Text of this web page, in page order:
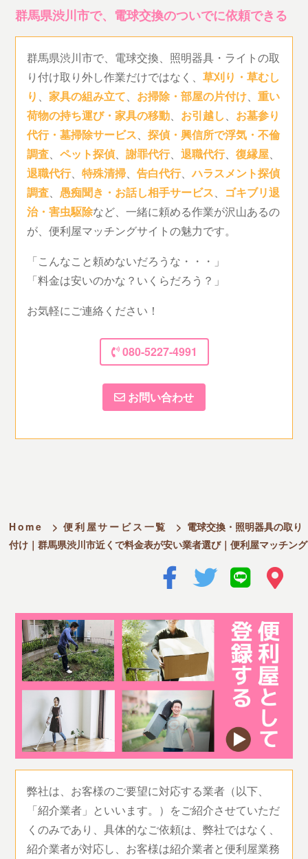
群馬県渋川市で、電球交換のついでに依頼できる
群馬県渋川市で、電球交換、照明器具・ライトの取
り付け取り外し作業だけではなく、草刈り・草むし
り 、家具の組み立て、 お掃除・部屋の片付け、重い
荷物の持ち運び・家具の移動、 お引越し、 お墓参り
代行・墓掃除サービス、探偵・興信所で浮気・不倫
調査、ペット探偵、謝罪代行、退職代行、復縁屋、
退職代行、特殊清掃、告白代行、ハラスメント探偵
調査、愚痴聞き・お話し相手サービス、 ゴキブリ退
治・害虫駆除など、一緒に頼める作業が沢山あるの
が、便利屋マッチングサイトの魅力です。
「こんなこと頼めないだろうな・・・」
「料金は安いのかな？いくらだろう？」
お気軽にご連絡ください！
080-5227-4991
お問い合わせ
Home > 便利屋サービス一覧 > 電球交換・照明器具の取り
付け｜群馬県渋川市近くで料金表が安い業者選び｜便利屋マッチング
弊社は、お客様のご要望に対応する業者（以下、
「紹介業者」といいます。）をご紹介させていただ
くのみであり、具体的なご依頼は、弊社ではなく、
紹介業者が対応し、お客様は紹介業者と便利屋業務